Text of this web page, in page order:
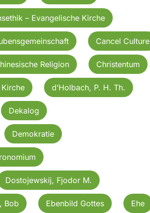
– Evangelische Kirche
Cancel Culture
Religion Christentum
d’Holbach, P. H. Th.
Dekalog
Demokratie
Dostojewskij, Fjodor M.
Bob Ebenbild Gottes Ehe